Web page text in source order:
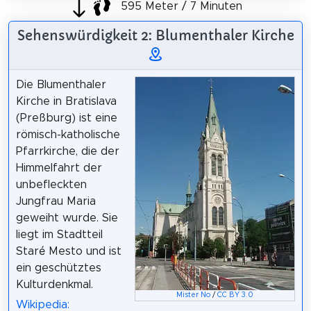
595 Meter / 7 Minuten
Sehenswürdigkeit 2: Blumenthaler Kirche
Mister No /CC BY 3.0
Die Blumenthaler
Kirche in Bratislava
(Preßburg) ist eine
römisch-katholische
Pfarrkirche, die der
Himmelfahrt der
unbefleckten
Jungfrau Maria
geweiht wurde. Sie
liegt im Stadtteil
Staré Mesto und ist
ein geschütztes
Kulturdenkmal.
Wikipedia: